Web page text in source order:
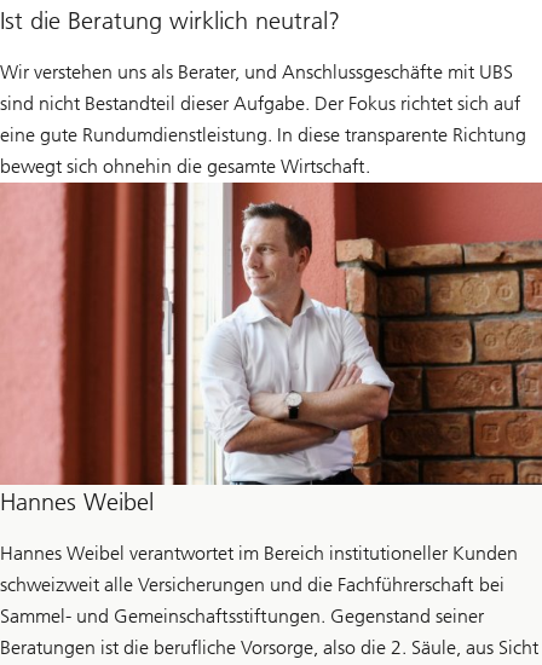
Ist die Beratung wirklich neutral?
Wir verstehen uns als Berater, und Anschlussgeschäfte mit UBS
sind nicht Bestandteil dieser Aufgabe. Der Fokus richtet sich auf
eine gute Rundumdienstleistung. In diese transparente Richtung
bewegt sich ohnehin die gesamte Wirtschaft.
Hannes Weibel
Hannes Weibel verantwortet im Bereich institutioneller Kunden
schweizweit alle Versicherungen und die Fachführerschaft bei
Sammel- und Gemeinschaftsstiftungen. Gegenstand seiner
Beratungen ist die berufliche Vorsorge, also die 2. Säule, aus Sicht